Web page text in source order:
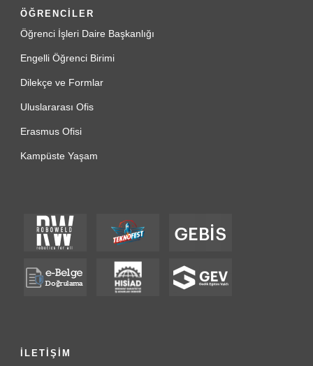
ÖĞRENCİLER
Öğrenci İşleri Daire Başkanlığı
Engelli Öğrenci Birimi
Dilekçe ve Formlar
Uluslararası Ofis
Erasmus Ofisi
Kampüste Yaşam
İLETİŞİM